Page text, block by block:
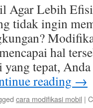
Lebih
tidak ingin
hal
tepat,
reading →
cara modifikasi mobil |